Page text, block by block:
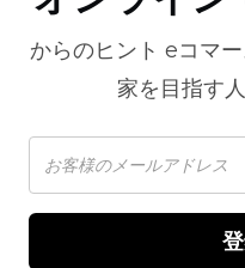
からのヒント eコマ
家を目指す